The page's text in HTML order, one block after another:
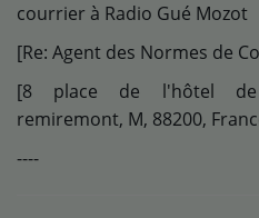
courrier à Radio Gué Mozot
[Re: Agent des Normes de
[8 place de l'hôtel de
remiremont, M, 88200,
----